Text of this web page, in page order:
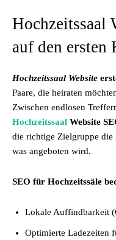
Hochzeitssaal
auf den ersten
Hochzeitssaal Website
Paare, die heiraten
Zwischen endlosen
Hochzeitssaal Website
die richtige Zielgruppe die
was angeboten wird.
SEO für Hochzeitssäle
Lokale Auffindbarkeit
Optimierte Ladezeiten